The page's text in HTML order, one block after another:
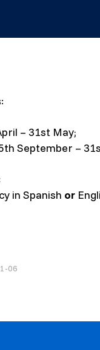
– 31st May;
September –
in Spanish or
06